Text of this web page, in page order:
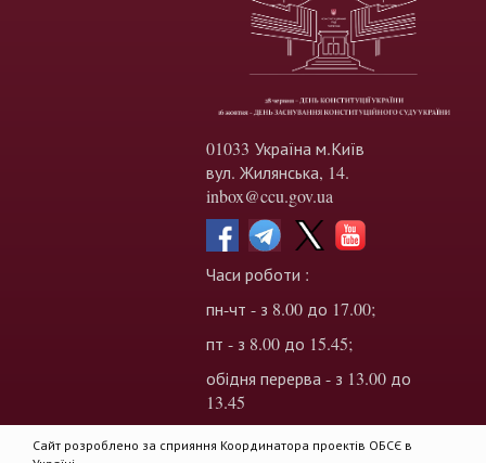
01033 Україна м.Київ
вул. Жилянська, 14.
inbox@ccu.gov.ua
Часи роботи :
пн-чт - з 8.00 до 17.00;
пт - з 8.00 до 15.45;
обідня перерва - з 13.00 до
13.45
Сайт розроблено за сприяння Координатора проектів ОБСЄ в